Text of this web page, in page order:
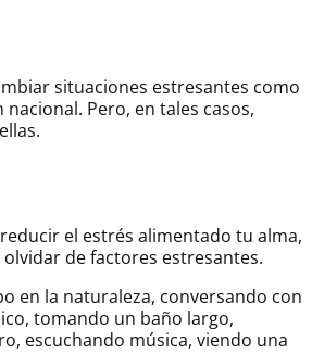
situaciones estresantes como
Pero, en tales casos,
el estrés alimentado tu alma,
de factores estresantes.
en la naturaleza, conversando con
tomando un baño largo,
escuchando música, viendo una